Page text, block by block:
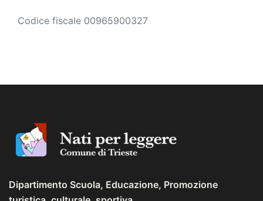
Codice fiscale 00965900327
Dipartimento Scuola, Educazione, Promozione